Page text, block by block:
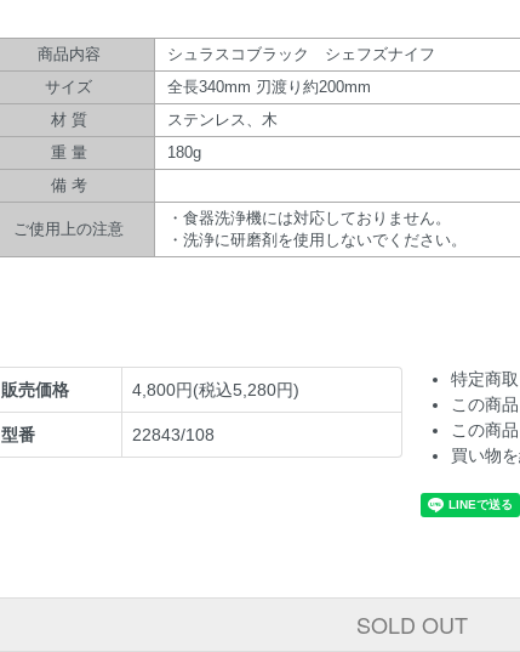
商品内容
シュラスコブラック シェフズナイフ
サイズ
全長340mm 刃渡り約200mm
材 質
ステンレス、木
重 量
180g
備 考
ご使用上の注意
・食器洗浄機には対応しておりません。
・洗浄に研磨剤を使用しないでください。
販売価格 4,800円(税込5,280円)
型番 22843/108
特定商
この商
この商
買い物
SOLD OUT